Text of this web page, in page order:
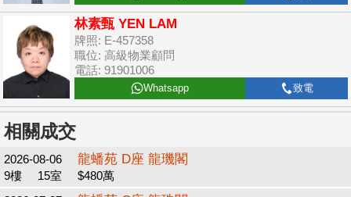
林素甄 YEN LAM
牌照: E-457358
職位: 高級物業顧問
電話: 91901006
Whatsapp 致電
相關成交
2026-08-06 龍蟠苑 D座 龍璣閣
9樓 15室
$480萬